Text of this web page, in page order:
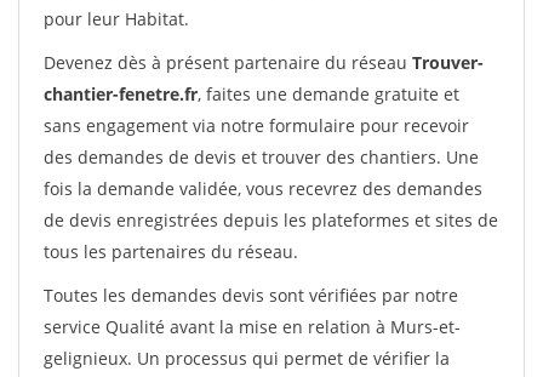
pour leur Habitat.
Devenez dès à présent partenaire du réseau Trouver-
chantier-fenetre.fr, faites une demande gratuite et
sans engagement via notre formulaire pour recevoir
des demandes de devis et trouver des chantiers. Une
fois la demande validée, vous recevrez des demandes
de devis enregistrées depuis les plateformes et sites de
tous les partenaires du réseau.
Toutes les demandes devis sont vérifiées par notre
service Qualité avant la mise en relation à Murs-et-
gelignieux. Un processus qui permet de vérifier la